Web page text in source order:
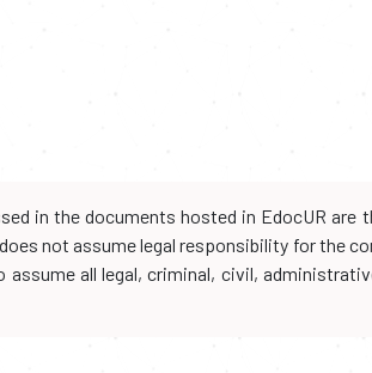
in the documents hosted in EdocUR
not assume legal responsibility for the
all legal, criminal, civil,